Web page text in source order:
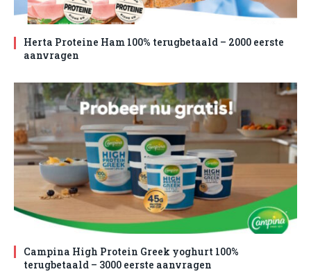
Herta Proteine Ham 100% terugbetaald – 2000 eerste
aanvragen
Campina High Protein Greek yoghurt 100%
terugbetaald – 3000 eerste aanvragen